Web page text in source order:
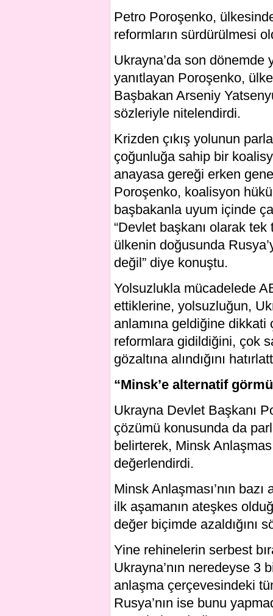
Petro Poroşenko,
reformların sürdürülmesi
Ukrayna’da son dönemde
yanıtlayan Poroşenko,
Başbakan Arseniy
sözleriyle nitelendirdi.
Krizden çıkış yolunun
çoğunluğa sahip bir
anayasa gereği erken
Poroşenko, koalisyon
başbakanla uyum içinde
“Devlet başkanı olarak
ülkenin doğusunda
değil” diye konuştu.
Yolsuzlukla mücadelede
ettiklerine, yolsuzluğun,
anlamına geldiğine
reformlara gidildiğini, çok
gözaltına alındığını
“Minsk’e alternatif
Ukrayna Devlet Başkanı
çözümü konusunda da
belirterek, Minsk
değerlendirdi.
Minsk Anlaşması’nın
ilk aşamanın ateşkes
değer biçimde azaldığını
Yine rehinelerin serbest
Ukrayna’nın neredeyse 3
anlaşma çerçevesindeki
Rusya’nın ise bunu